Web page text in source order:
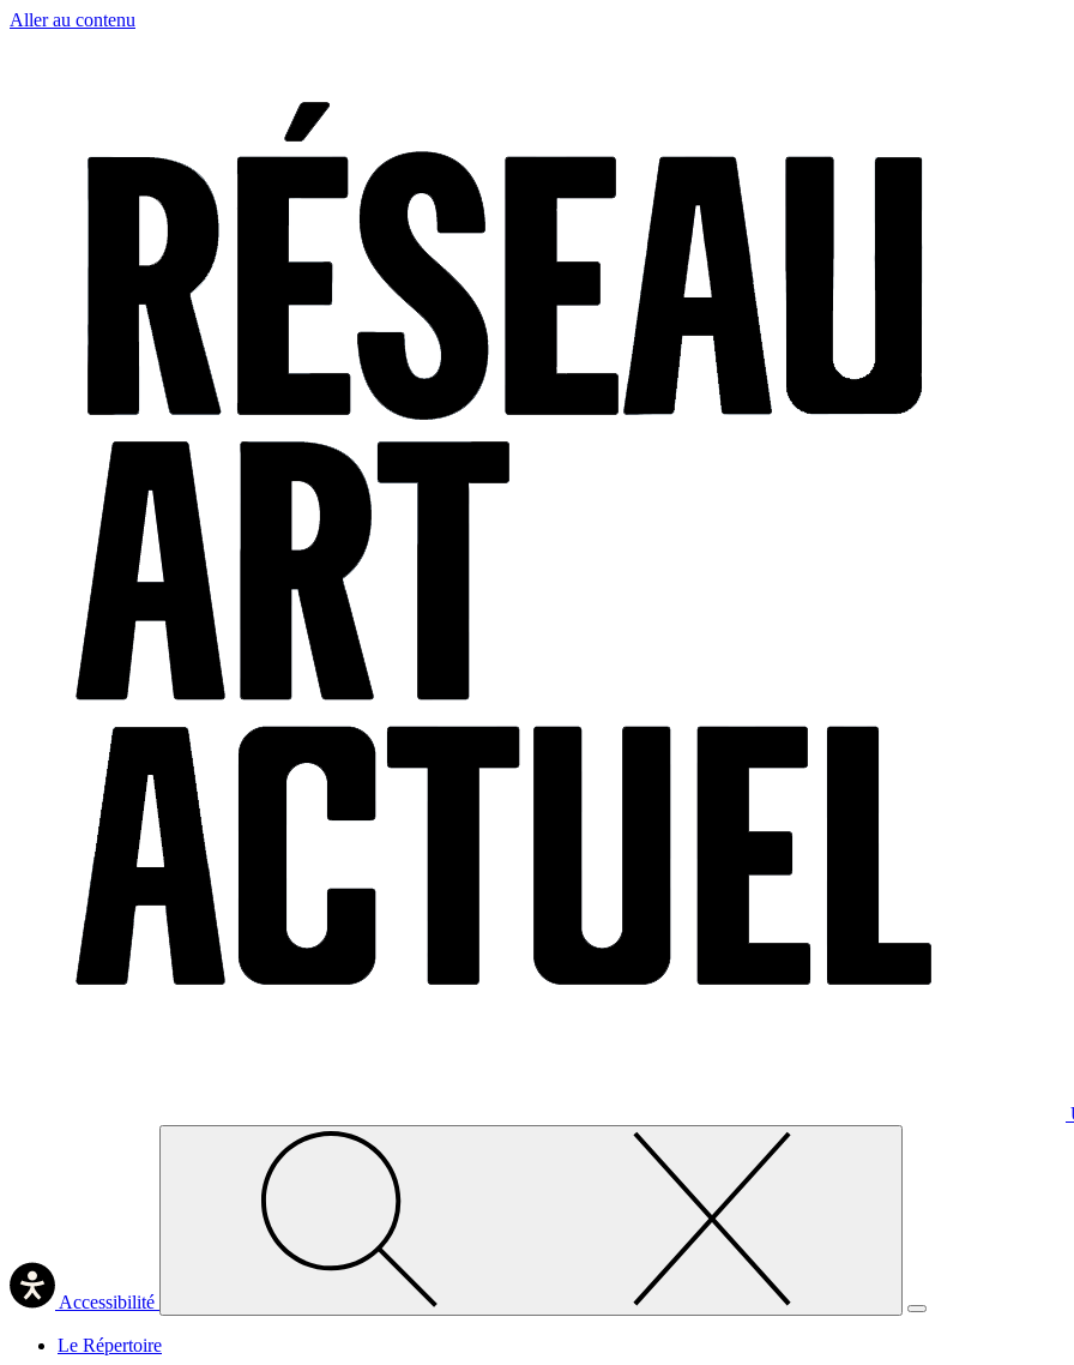
Aller au contenu
Accessibilité
Le Répertoire